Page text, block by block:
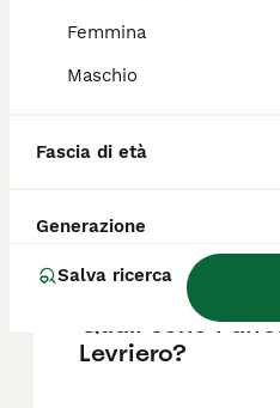
Femmina
Maschio
Fascia di età
Generazione
Salva ricerca
Quanto dura la
Levriero?
Quali sono i
Levriero?